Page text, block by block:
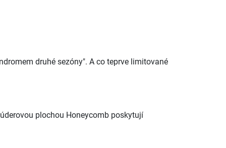
druhé sezóny". A co teprve limitované
plochou Honeycomb poskytují